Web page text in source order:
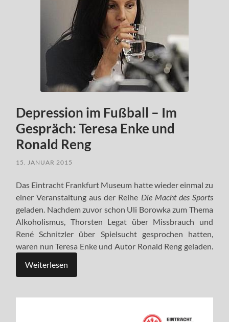
Depression im Fußball – Im
Gespräch: Teresa Enke und
Ronald Reng
15. JANUAR 2015
Das Eintracht Frankfurt Museum hatte wieder einmal zu
einer Veranstaltung aus der Reihe Die Macht des Sports
geladen. Nachdem zuvor schon Uli Borowka zum Thema
Alkoholismus, Thorsten Legat über Missbrauch und
René Schnitzler über Spielsucht gesprochen hatten,
waren nun Teresa Enke und Autor Ronald Reng geladen.
Weiterlesen